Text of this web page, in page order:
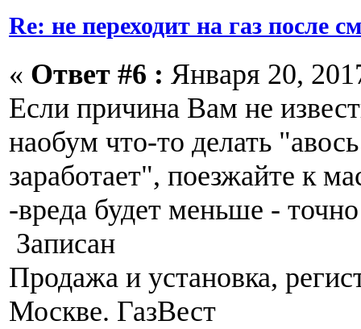
Re: не переходит на газ после
« Ответ #6 : Января 20,
Если причина Вам не
наобум что-то делать
заработает", поезжайте к
-вреда будет меньше -
Записан
Продажа и установка,
Москве. ГазВест